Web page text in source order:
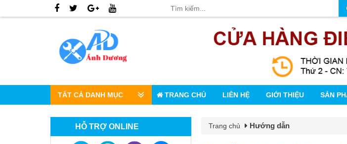
TẤT CẢ DANH MỤC TRANG CHỦ LIÊN HỆ GIỚI THIỆU SẢN
HỖ TRỢ ONLINE Trang chủ Hướng dẫn